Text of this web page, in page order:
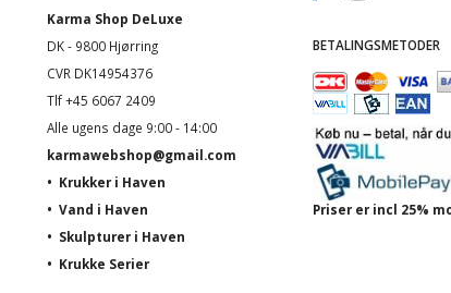
Karma Shop DeLuxe
DK - 9800 Hjørring
CVR DK14954376
Tlf +45 6067 2409
Alle ugens dage 9:00 - 14:00
karmawebshop@gmail.com
• Krukker i Haven
• Vand i Haven
• Skulpturer i Haven
• Krukke Serier
BETALINGSMETODER
Priser er incl 25%